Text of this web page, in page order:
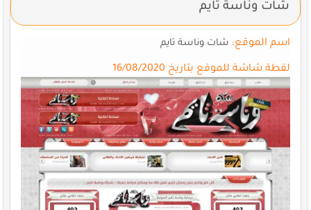
شات وناسة تايم
اسم الموقع:شات وناسة تايم
لقطة شاشة للموقع بتاريخ 16/08/2020